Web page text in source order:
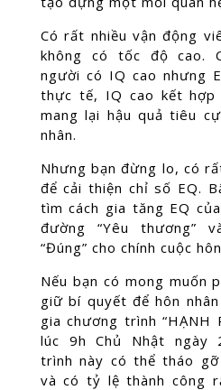
Có rất nhiều vận động
không có tốc độ cao.
người có IQ cao nhưng
thực tế, IQ cao kết
mang lại hậu quả tiêu
nhân.
Nhưng bạn đừng lo, có
để cải thiện chỉ số EQ.
tìm cách gia tăng EQ
đường “Yêu thương”
“Đúng” cho chính cuộc
Nếu bạn có mong muốn
giữ bí quyết để hôn
gia chương trình “HẠNH
lúc 9h Chủ Nhật ngày
trình này có thể tháo
và có tỷ lệ thành công